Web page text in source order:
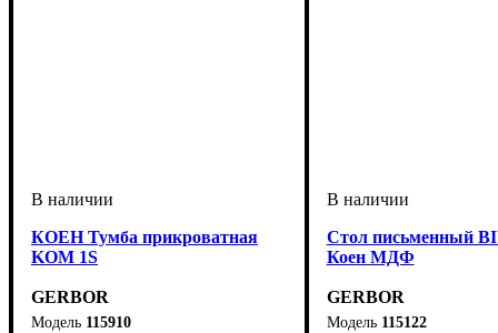
КОЕН Тумба прикроватная
KOM 1S
GERBOR
115910
Стол письменный
Коен МДФ
GERBOR
115122